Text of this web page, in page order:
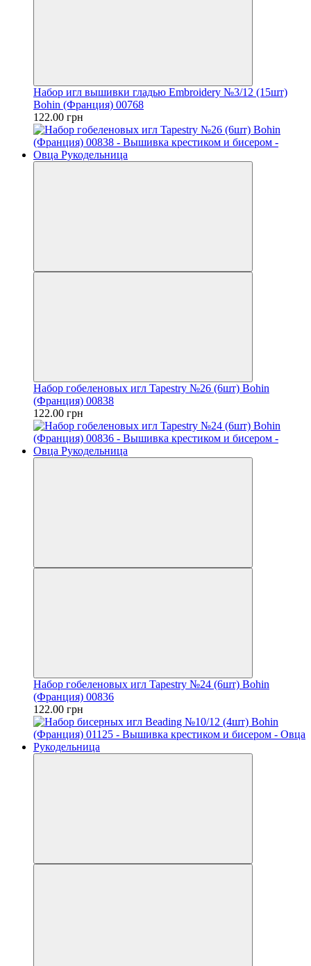
Набор игл вышивки гладью Embroidery №3/12 (15шт)
Bohin (Франция) 00768
122.00 грн
Набор гобеленовых игл Tapestry №26 (6шт) Bohin
(Франция) 00838
122.00 грн
Набор гобеленовых игл Tapestry №24 (6шт) Bohin
(Франция) 00836
122.00 грн